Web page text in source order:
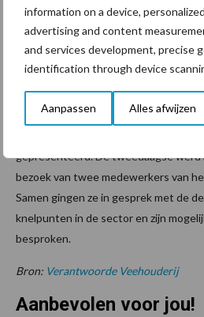
information on a device,
advertising and content
and services development, precise
identification through device
Aanpassen Alles afwijzen
Kansen-bedrijven
Natuurlijk was onderzoeker Gerjan
deelt ieder jaar de resultaten van de
die ook via de KringloopWijzer in
lichtte hij de resultaten over 2023
gepresenteerd. De tweedaagse
bezoek van twee medewerkers van
Samen gingen ze in gesprek met de
knelpunten in de sector en zijn
besproken.
Bron: Verantwoorde Veehouderij
Aanbevolen voor jou!